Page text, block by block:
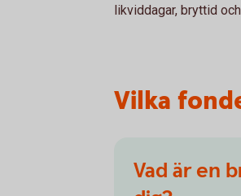
likviddagar, bryttid
Vilka
Vad är en